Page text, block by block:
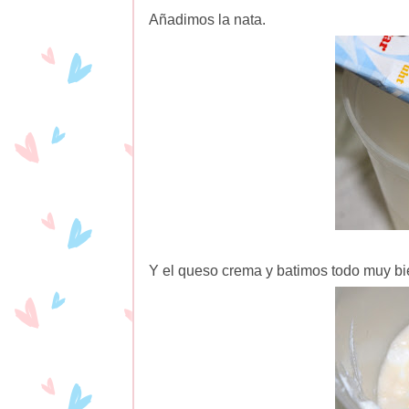
Añadimos la nata.
Y el queso crema y batimos todo muy